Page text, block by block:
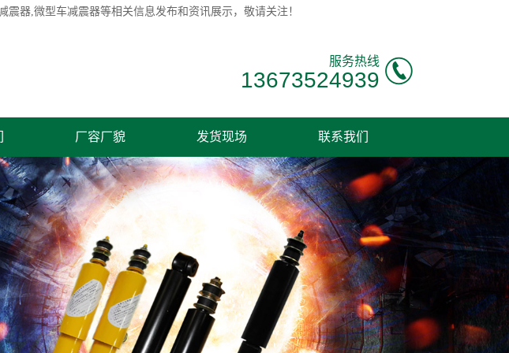
震器,微型车减震器等相关信息发布和资讯展示，敬请关注！
服务热线
13673524939
厂容厂貌 发货现场 联系我们